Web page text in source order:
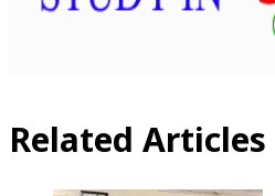
Related Articles